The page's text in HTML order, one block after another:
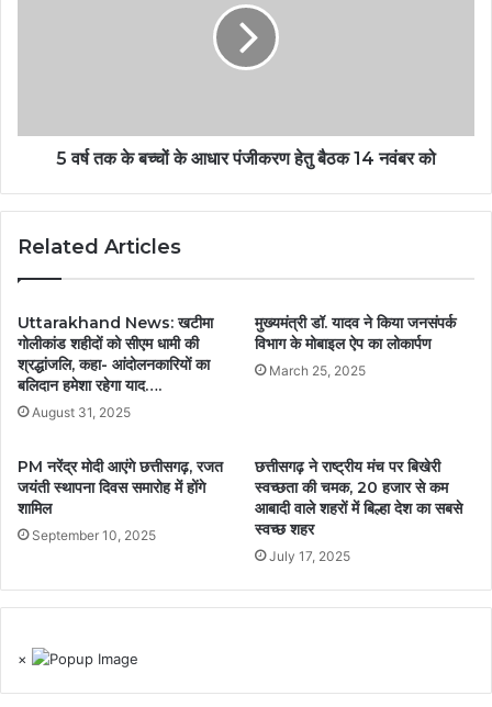
5 वर्ष तक के बच्चों के आधार पंजीकरण हेतु बैठक 14 नवंबर को
Related Articles
Uttarakhand News: खटीमा
गोलीकांड शहीदों को सीएम धामी की
श्रद्धांजलि, कहा- आंदोलनकारियों का
बलिदान हमेशा रहेगा याद….
August 31, 2025
मुख्यमंत्री डॉ. यादव ने किया जनसंपर्क
विभाग के मोबाइल ऐप का लोकार्पण
March 25, 2025
PM नरेंद्र मोदी आएंगे छत्तीसगढ़, रजत
जयंती स्थापना दिवस समारोह में होंगे
शामिल
September 10, 2025
छत्तीसगढ़ ने राष्ट्रीय मंच पर बिखेरी
स्वच्छता की चमक, 20 हजार से कम
आबादी वाले शहरों में बिल्हा देश का सबसे
स्वच्छ शहर
July 17, 2025
×